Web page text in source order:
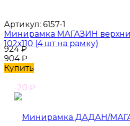
Артикул: 6157-1
Минирамка МАГАЗИН
102х110 (4 шт на рамку)
924₽
904₽
Купить
-20 ₽